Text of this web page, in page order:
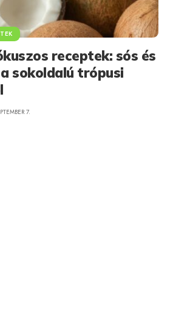
receptek: sós és
sokoldalú trópusi
7.